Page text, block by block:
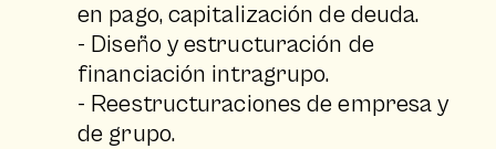
en pago, capitalización de deuda.
- Diseño y estructuración de
financiación intragrupo.
- Reestructuraciones de empresa y
de grupo.